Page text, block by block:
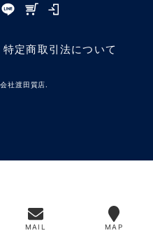
特定商取引法について
社渡田質店.
MAIL MAP